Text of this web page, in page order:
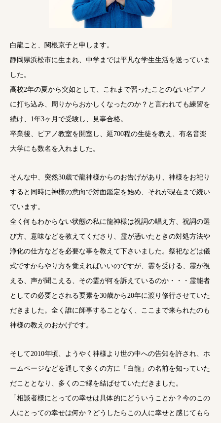
白龍こと、関根京子と申します。
静岡県浜松市に生まれ、中学までは平凡な学生生活を送っていま
した。
高校2年の夏から突如として、これまで習ったことのないピアノ
に打ち込み、周りからおかしくなったのか？と言われても練習を
続け、1年3ヶ月で受験し、見事合格。
卒業後、ピアノ教室を開室し、延700程の生徒を教え、有名音楽
大学にも数名を入れました。
そんな中、突然30歳で龍神様からのお告げがあり、神様をお祀り
すると同時に神様の意向で対面鑑定を始め、それが現在まで続い
ています。
全く何もわからない状態の私に龍神様は祝詞の唱え方、祝詞の選
び方、意味などを教えてくださり、霊が憑いたときの対処方法や
浄化の仕方などを必要な事を教えて下さいました。祭祀などは儀
式ですからやり方を覚えればいいのですが、霊を受ける、霊が視
える、声が聞こえる、その霊が何を訴えているのか・・・霊能者
としての必要とされる要素を30歳から20年に渡り修行させていた
だきました。全く誰に師事することなく、ここまで来られたのも
神様の教えのおかげです。
そして2010年頃、ようやく神様より世の中への告知を許され、ホ
ームページなどを通して多くの方に「白龍」の名前を知っていた
だこととなり、多くのご縁を結ばせていただきました。
「相談者様にとっての幸せは具体的にどういうことか？今のこの
人にとっての幸せは何か？どうしたらこの人に幸せと感じてもら